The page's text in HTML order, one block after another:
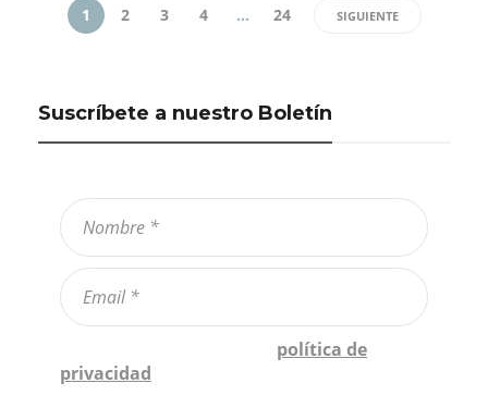
1 2 3 4 … 24 SIGUIENTE
Suscríbete a nuestro Boletín
política de
privacidad